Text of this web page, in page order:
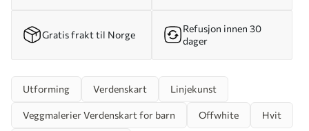
Gratis frakt til Norge
Refusjon innen 30
dager
Utforming Verdenskart Linjekunst
Veggmalerier Verdenskart for barn Offwhite Hvit